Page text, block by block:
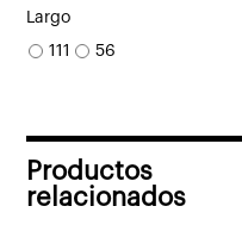
precio
original
precio
actual
Largo
111 56
Productos
relacionados